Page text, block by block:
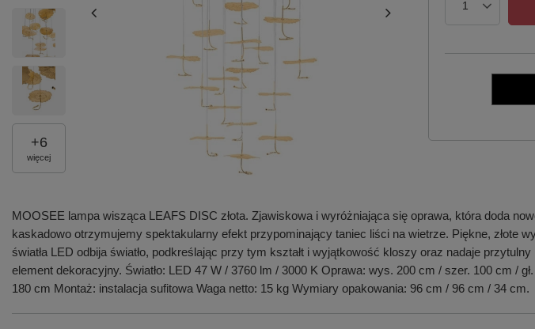
+6
więcej
MOOSEE lampa wisząca LEAFS DISC złota. Zjawiskowa i wyróżniająca się oprawa, która doda
kaskadowo otrzymujemy spektakularny efekt przypominający taniec liści na wietrze. Piękne, złote
światła LED odbija światło, podkreślając przy tym kształt i wyjątkowość kloszy oraz nadaje
element dekoracyjny. Światło: LED 47 W / 3760 lm / 3000 K Oprawa: wys. 200 cm / szer. 100 cm /
180 cm Montaż: instalacja sufitowa Waga netto: 15 kg Wymiary opakowania: 96 cm / 96 cm / 34 cm.